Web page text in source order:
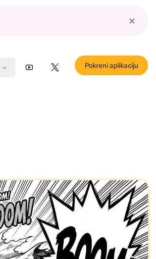
YouTubeX (Twitter)
Pokreni aplikaciju